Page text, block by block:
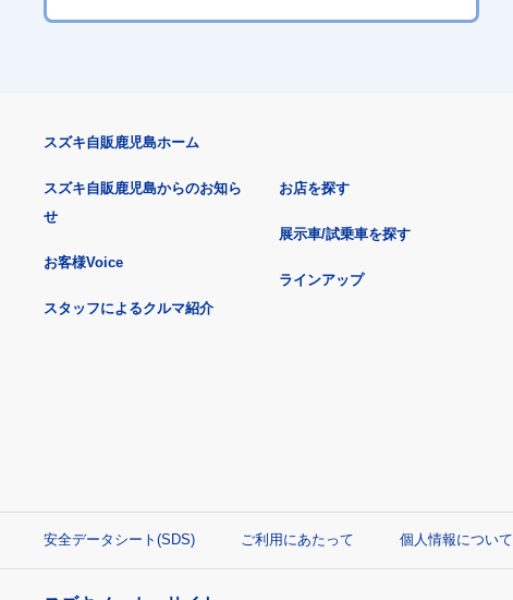
スズキ自販鹿児島ホーム
スズキ自販鹿児島からのお知ら
せ
お客様Voice
スタッフによるクルマ紹介
お店を探す
展示車/試乗車を探す
ラインアップ
安全データシート(SDS) ご利用にあたって 個人情報について